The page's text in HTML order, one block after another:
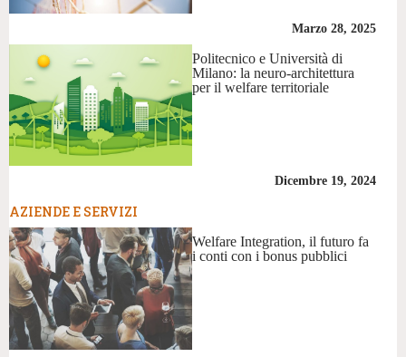
Marzo 28, 2025
Politecnico e Università di
Milano: la neuro-architettura
per il welfare territoriale
Dicembre 19, 2024
AZIENDE E SERVIZI
Welfare Integration, il futuro fa
i conti con i bonus pubblici